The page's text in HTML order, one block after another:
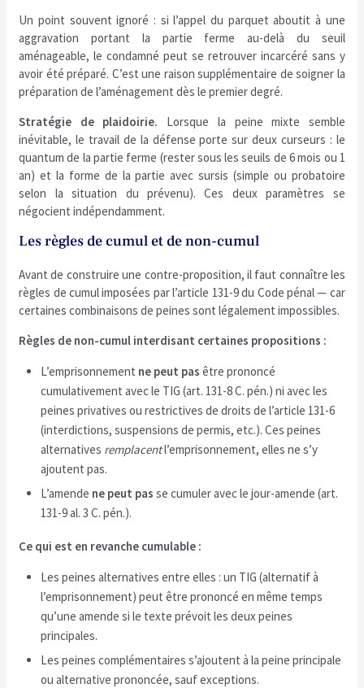
Un point souvent ignoré : si l’appel du parquet aboutit à une
aggravation portant la partie ferme au-delà du seuil
aménageable, le condamné peut se retrouver incarcéré sans y
avoir été préparé. C’est une raison supplémentaire de soigner la
préparation de l’aménagement dès le premier degré.
Stratégie de plaidoirie. Lorsque la peine mixte semble
inévitable, le travail de la défense porte sur deux curseurs : le
quantum de la partie ferme (rester sous les seuils de 6 mois ou 1
an) et la forme de la partie avec sursis (simple ou probatoire
selon la situation du prévenu). Ces deux paramètres se
négocient indépendamment.
Les règles de cumul et de non-cumul
Avant de construire une contre-proposition, il faut connaître les
règles de cumul imposées par l’article 131-9 du Code pénal — car
certaines combinaisons de peines sont légalement impossibles.
Règles de non-cumul interdisant certaines propositions :
L’emprisonnement ne peut pas être prononcé
cumulativement avec le TIG (art. 131-8 C. pén.) ni avec les
peines privatives ou restrictives de droits de l’article 131-6
(interdictions, suspensions de permis, etc.). Ces peines
alternatives remplacentl’emprisonnement, elles ne s’y
ajoutent pas.
L’amende ne peut pas se cumuler avec le jour-amende (art.
131-9 al. 3 C. pén.).
Ce qui est en revanche cumulable :
Les peines alternatives entre elles : un TIG (alternatif à
l’emprisonnement) peut être prononcé en même temps
qu’une amende si le texte prévoit les deux peines
principales.
Les peines complémentaires s’ajoutent à la peine principale
ou alternative prononcée, sauf exceptions.